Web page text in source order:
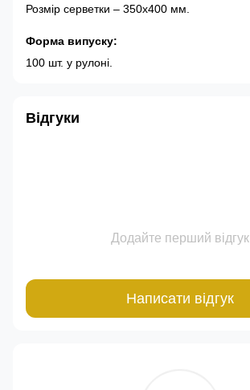
Розмір серветки – 350х400 мм.
Форма випуску:
100 шт. у рулоні.
Відгуки
Додайте перший відгук
Написати відгук